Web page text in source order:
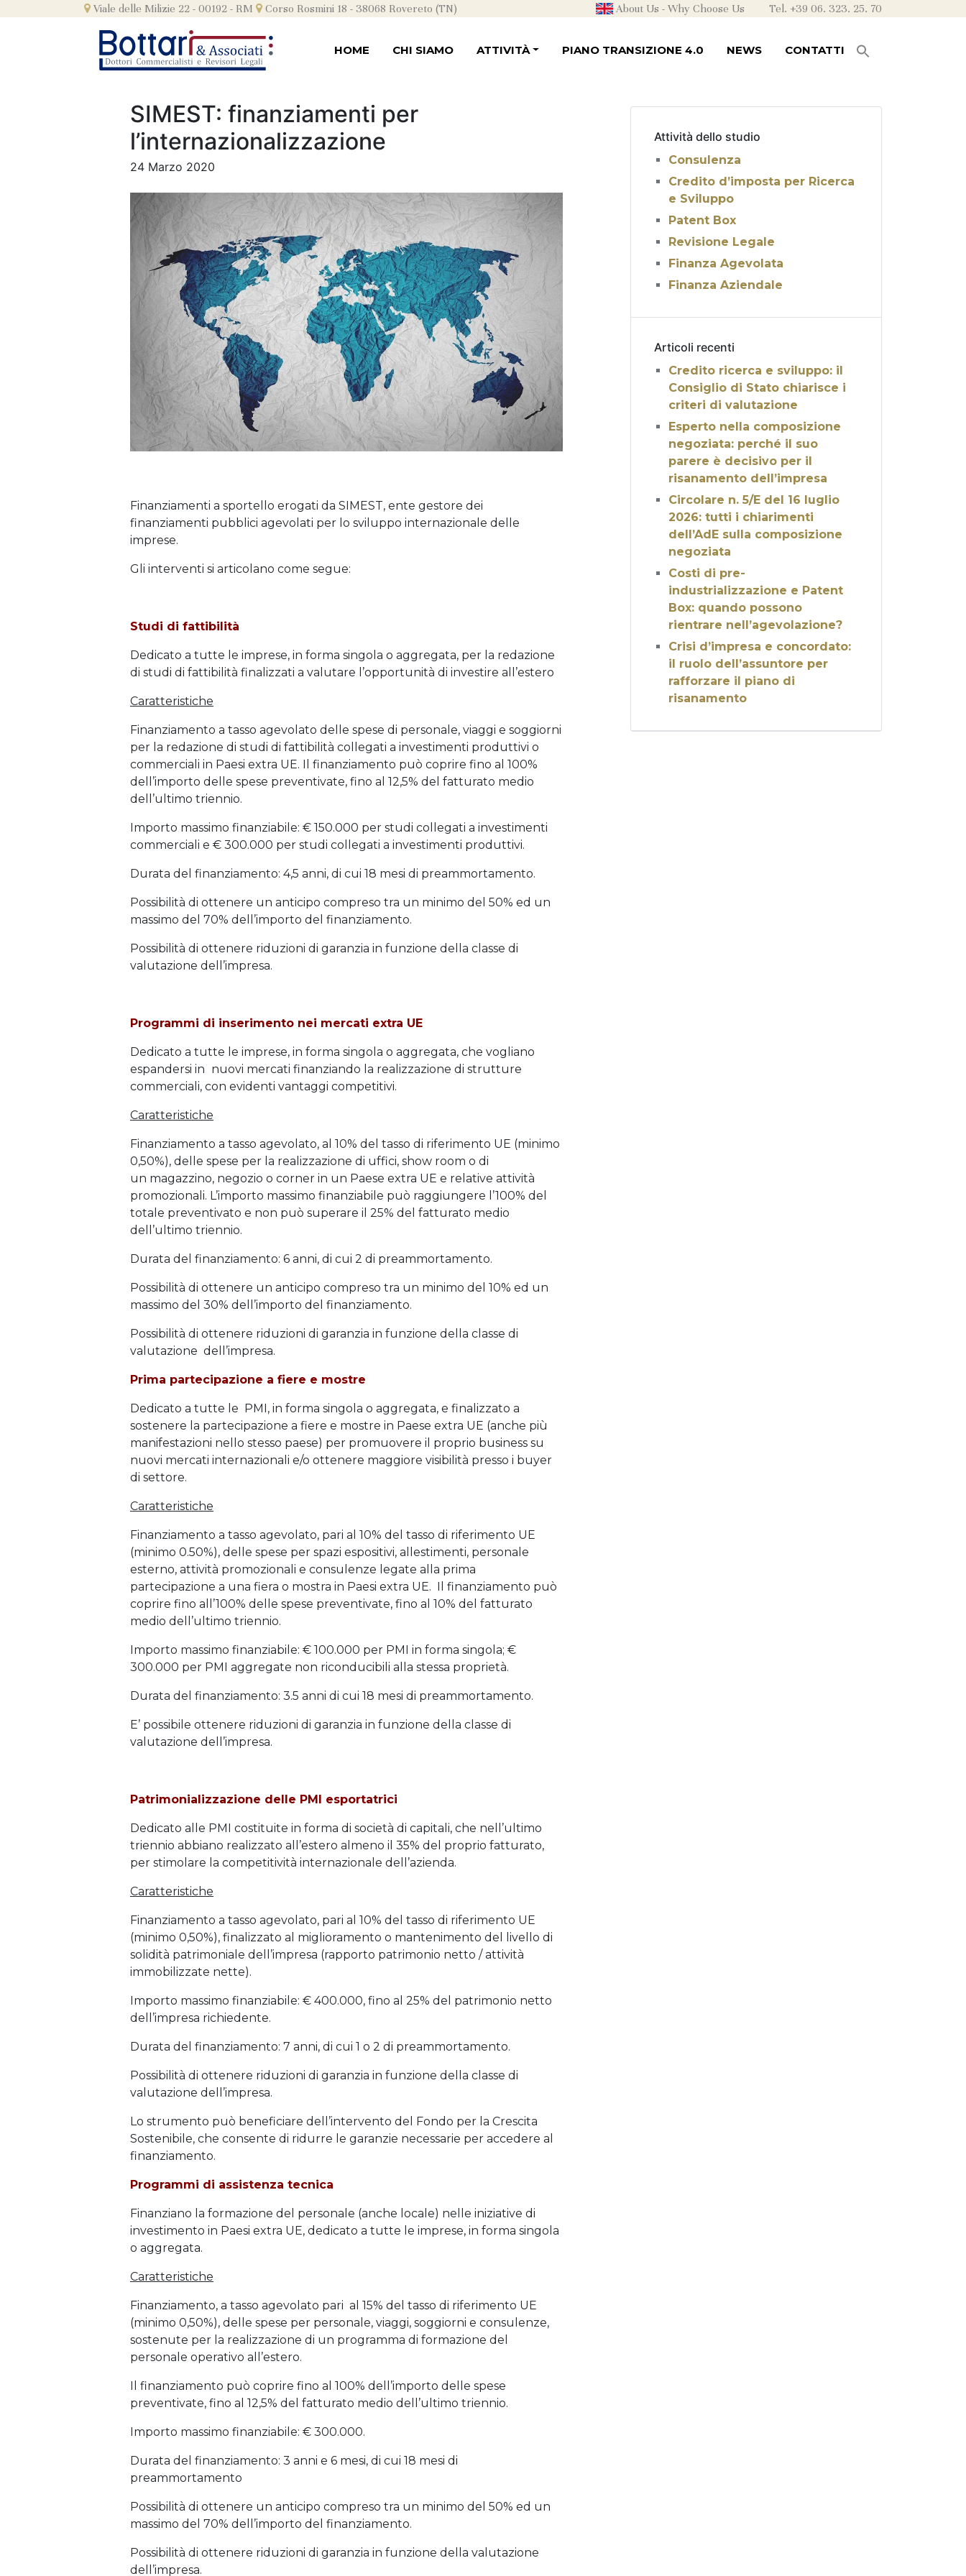
Viale delle Milizie 22 - 00192 - RM Corso Rosmini 18 - 38068 Rovereto (TN) About Us - Why Choose Us Tel. +39 06. 323. 25. 70
HOME CHI SIAMO ATTIVITÀ PIANO TRANSIZIONE 4.0 NEWS CONTATTI
SIMEST: finanziamenti per
l’internazionalizzazione
24 Marzo 2020
Finanziamenti a sportello erogati da SIMEST, ente gestore dei
finanziamenti pubblici agevolati per lo sviluppo internazionale delle
imprese.
Gli interventi si articolano come segue:
Studi di fattibilità
Dedicato a tutte le imprese, in forma singola o aggregata, per la redazione
di studi di fattibilità finalizzati a valutare l’opportunità di investire all’estero
Caratteristiche
Finanziamento a tasso agevolato delle spese di personale, viaggi e soggiorni
per la redazione di studi di fattibilità collegati a investimenti produttivi o
commerciali in Paesi extra UE. Il finanziamento può coprire fino al 100%
dell’importo delle spese preventivate, fino al 12,5% del fatturato medio
dell’ultimo triennio.
Importo massimo finanziabile: € 150.000 per studi collegati a investimenti
commerciali e € 300.000 per studi collegati a investimenti produttivi.
Durata del finanziamento: 4,5 anni, di cui 18 mesi di preammortamento.
Possibilità di ottenere un anticipo compreso tra un minimo del 50% ed un
massimo del 70% dell’importo del finanziamento.
Possibilità di ottenere riduzioni di garanzia in funzione della classe di
valutazione dell’impresa.
Programmi di inserimento nei mercati extra UE
Dedicato a tutte le imprese, in forma singola o aggregata, che vogliano
espandersi in nuovi mercati finanziando la realizzazione di strutture
commerciali, con evidenti vantaggi competitivi.
Caratteristiche
Finanziamento a tasso agevolato, al 10% del tasso di riferimento UE (minimo
0,50%), delle spese per la realizzazione di uffici, show room o di
un magazzino, negozio o corner in un Paese extra UE e relative attività
promozionali. L’importo massimo finanziabile può raggiungere l’100% del
totale preventivato e non può superare il 25% del fatturato medio
dell’ultimo triennio.
Durata del finanziamento: 6 anni, di cui 2 di preammortamento.
Possibilità di ottenere un anticipo compreso tra un minimo del 10% ed un
massimo del 30% dell’importo del finanziamento.
Possibilità di ottenere riduzioni di garanzia in funzione della classe di
valutazione dell’impresa.
Prima partecipazione a fiere e mostre
Dedicato a tutte le PMI, in forma singola o aggregata, e finalizzato a
sostenere la partecipazione a fiere e mostre in Paese extra UE (anche più
manifestazioni nello stesso paese) per promuovere il proprio business su
nuovi mercati internazionali e/o ottenere maggiore visibilità presso i buyer
di settore.
Caratteristiche
Finanziamento a tasso agevolato, pari al 10% del tasso di riferimento UE
(minimo 0.50%), delle spese per spazi espositivi, allestimenti, personale
esterno, attività promozionali e consulenze legate alla prima
partecipazione a una fiera o mostra in Paesi extra UE. Il finanziamento può
coprire fino all’100% delle spese preventivate, fino al 10% del fatturato
medio dell’ultimo triennio.
Importo massimo finanziabile: € 100.000 per PMI in forma singola; €
300.000 per PMI aggregate non riconducibili alla stessa proprietà.
Durata del finanziamento: 3.5 anni di cui 18 mesi di preammortamento.
E’ possibile ottenere riduzioni di garanzia in funzione della classe di
valutazione dell’impresa.
Patrimonializzazione delle PMI esportatrici
Dedicato alle PMI costituite in forma di società di capitali, che nell’ultimo
triennio abbiano realizzato all’estero almeno il 35% del proprio fatturato,
per stimolare la competitività internazionale dell’azienda.
Caratteristiche
Finanziamento a tasso agevolato, pari al 10% del tasso di riferimento UE
(minimo 0,50%), finalizzato al miglioramento o mantenimento del livello di
solidità patrimoniale dell’impresa (rapporto patrimonio netto / attività
immobilizzate nette).
Importo massimo finanziabile: € 400.000, fino al 25% del patrimonio netto
dell’impresa richiedente.
Durata del finanziamento: 7 anni, di cui 1 o 2 di preammortamento.
Possibilità di ottenere riduzioni di garanzia in funzione della classe di
valutazione dell’impresa.
Lo strumento può beneficiare dell’intervento del Fondo per la Crescita
Sostenibile, che consente di ridurre le garanzie necessarie per accedere al
finanziamento.
Programmi di assistenza tecnica
Finanziano la formazione del personale (anche locale) nelle iniziative di
investimento in Paesi extra UE, dedicato a tutte le imprese, in forma singola
o aggregata.
Caratteristiche
Finanziamento, a tasso agevolato pari al 15% del tasso di riferimento UE
(minimo 0,50%), delle spese per personale, viaggi, soggiorni e consulenze,
sostenute per la realizzazione di un programma di formazione del
personale operativo all’estero.
Il finanziamento può coprire fino al 100% dell’importo delle spese
preventivate, fino al 12,5% del fatturato medio dell’ultimo triennio.
Importo massimo finanziabile: € 300.000.
Durata del finanziamento: 3 anni e 6 mesi, di cui 18 mesi di
preammortamento
Possibilità di ottenere un anticipo compreso tra un minimo del 50% ed un
massimo del 70% dell’importo del finanziamento.
Possibilità di ottenere riduzioni di garanzia in funzione della valutazione
dell’impresa.
Attività dello studio
Consulenza
Credito d’imposta per Ricerca
e Sviluppo
Patent Box
Revisione Legale
Finanza Agevolata
Finanza Aziendale
Articoli recenti
Credito ricerca e sviluppo: il
Consiglio di Stato chiarisce i
criteri di valutazione
Esperto nella composizione
negoziata: perché il suo
parere è decisivo per il
risanamento dell’impresa
Circolare n. 5/E del 16 luglio
2026: tutti i chiarimenti
dell’AdE sulla composizione
negoziata
Costi di pre-
industrializzazione e Patent
Box: quando possono
rientrare nell’agevolazione?
Crisi d’impresa e concordato:
il ruolo dell’assuntore per
rafforzare il piano di
risanamento